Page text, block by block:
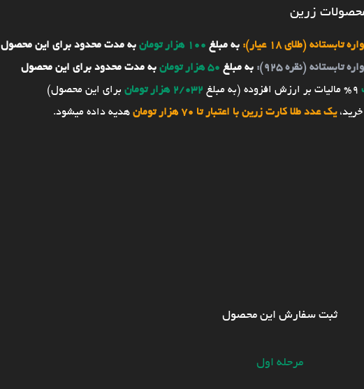
زرین
(طلای 18 عیار): به مبلغ 100 هزار تومان
به مدت محدود برای این محصول
تابستانه (نقره 925): به مبلغ 50 هزار تومان
به مدت محدود برای این محصول
9% مالیات بر ارزش افزوده (به مبلغ 2/032 هزار تومان
برای این محصول)
یک عدد طلا کارت زرین با اعتبار تا 70 هزار تومان هدیه داده میشود.
ثبت سفارش این محصول
مرحله اول